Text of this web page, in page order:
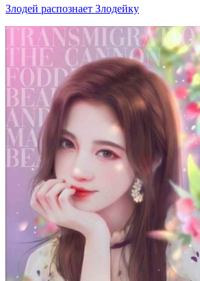
Злодей распознает Злодейку